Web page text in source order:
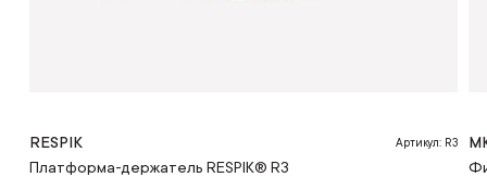
RESPIK Артикул: R3
Платформа-держатель RESPIK® R3